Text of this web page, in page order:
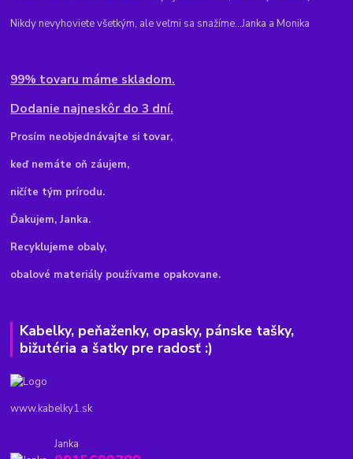
Nikdy nevyhoviete všetkým, ale veľmi sa snažíme...Janka a Monika
99% tovaru máme skladom.
Dodanie najneskôr do 3 dní.
Prosím neobjednávajte si tovar,
keď nemáte oň záujem,
ničíte tým prírodu.
Ďakujem, Janka.
Recyklujeme obaly,
obalové materiály používame opakovane.
Kabelky, peňaženky, opasky, pánske tašky,
bižutéria a šatky pre radosť :)
www.kabelky1.sk
Janka